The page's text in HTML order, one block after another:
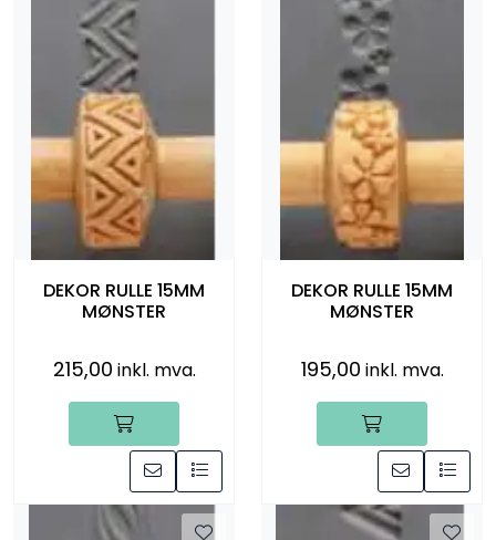
DEKOR RULLE 15MM
MØNSTER
215,00 inkl. mva.
DEKOR RULLE 15MM
MØNSTER
195,00 inkl. mva.
Råmaterialer
Gipsformer
Dekaler
Glass
Bøker